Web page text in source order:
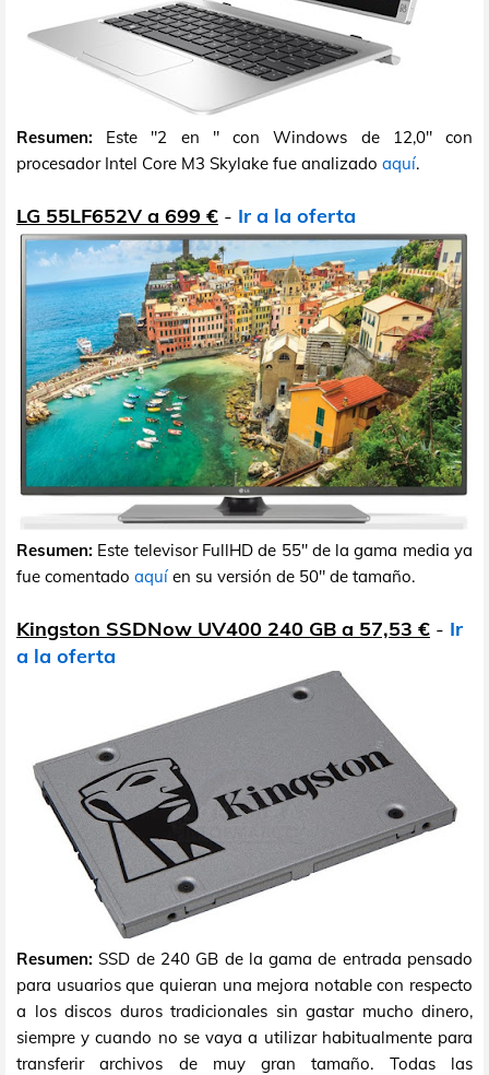
Resumen: Este "2 en " con Windows de 12,0" con
procesador Intel Core M3 Skylake fue analizado aquí.
LG 55LF652V a 699 € - Ir a la oferta
Resumen: Este televisor FullHD de 55" de la gama media ya
fue comentado aquí en su versión de 50" de tamaño.
Kingston SSDNow UV400 240 GB a 57,53 € - Ir
a la oferta
Resumen: SSD de 240 GB de la gama de entrada pensado
para usuarios que quieran una mejora notable con respecto
a los discos duros tradicionales sin gastar mucho dinero,
siempre y cuando no se vaya a utilizar habitualmente para
transferir archivos de muy gran tamaño. Todas las